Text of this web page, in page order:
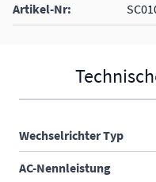
Artikel-Nr:
Wechselrichter Typ
AC-Nennleistung